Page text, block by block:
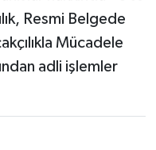
Resmi Belgede
Mücadele
adli işlemler